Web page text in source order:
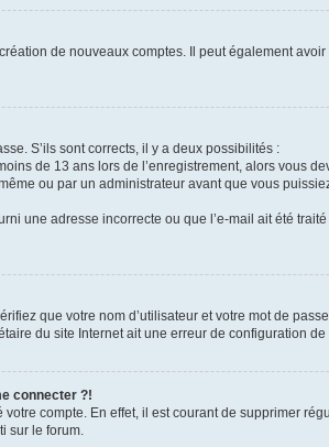
de nouveaux comptes. Il peut également
S’ils sont corrects, il y a deux possibilités :
de 13 ans lors de l’enregistrement, alors vous
ou par un administrateur avant que vous
une adresse incorrecte ou que l’e-mail ait été
que votre nom d’utilisateur et votre mot de
du site Internet ait une erreur de configuration de
connecter ?!
compte. En effet, il est courant de supprimer
sur le forum.